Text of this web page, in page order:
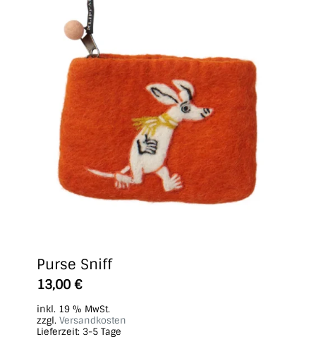
Purse Sniff
13,00 €
inkl. 19 % MwSt.
zzgl. Versandkosten
Lieferzeit: 3-5 Tage